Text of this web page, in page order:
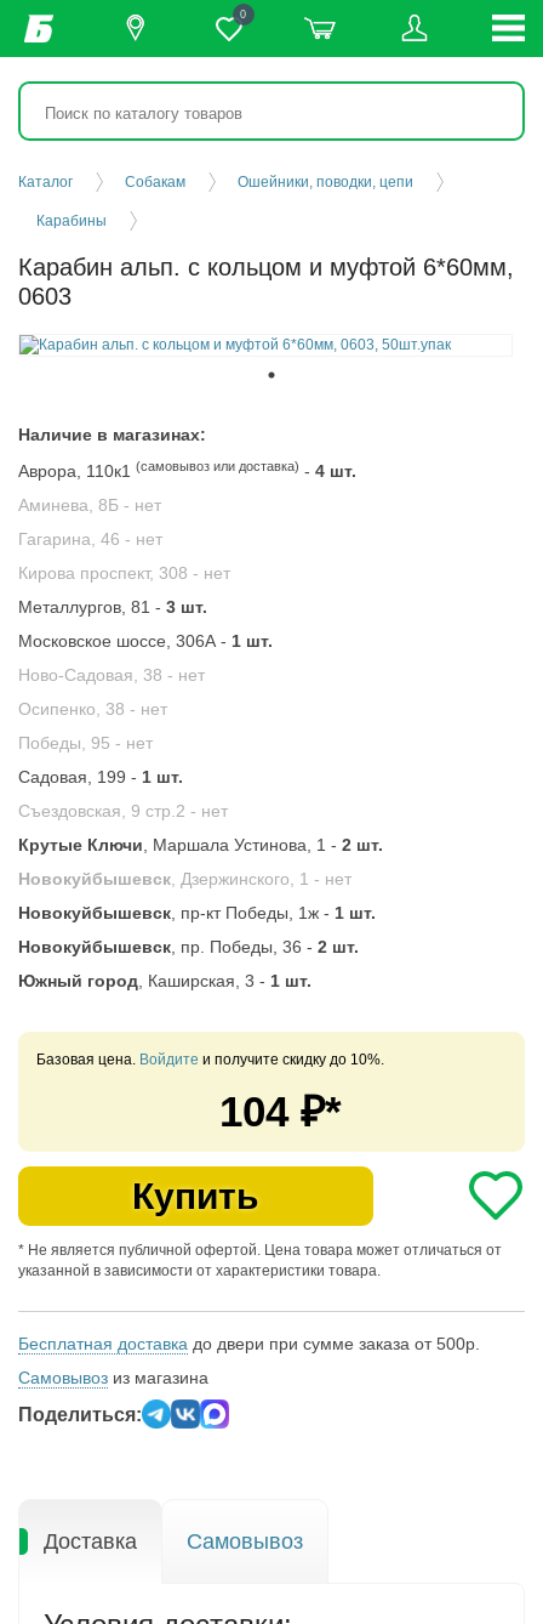
0
Каталог Собакам Ошейники, поводки, цепи
Карабины
Карабин альп. с кольцом и муфтой 6*60мм,
0603
Наличие в магазинах:
Аврора, 110к1 (самовывоз или доставка) - 4 шт.
Аминева, 8Б - нет
Гагарина, 46 - нет
Кирова проспект, 308 - нет
Металлургов, 81 - 3 шт.
Московское шоссе, 306А - 1 шт.
Ново-Садовая, 38 - нет
Осипенко, 38 - нет
Победы, 95 - нет
Садовая, 199 - 1 шт.
Съездовская, 9 стр.2 - нет
Крутые Ключи , Маршала Устинова, 1 - 2 шт.
Новокуйбышевск , Дзержинского, 1 - нет
Новокуйбышевск , пр-кт Победы, 1ж - 1 шт.
Новокуйбышевск , пр. Победы, 36 - 2 шт.
Южный город , Каширская, 3 - 1 шт.
Базовая цена. Войдите и получите скидку до 10%.
104₽*
Купить
* Не является публичной офертой. Цена товара может отличаться от
указанной в зависимости от характеристики товара.
Бесплатная доставка до двери при сумме заказа от 500р.
Самовывоз из магазина
Поделиться:
Доставка Самовывоз